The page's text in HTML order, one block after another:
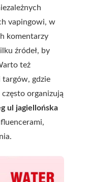
vapingowi, w
komentarzy
źródeł, by
też
targów, gdzie
organizują
ul jagiellońska